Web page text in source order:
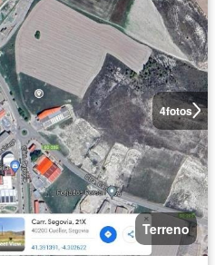
4fotos
Terreno